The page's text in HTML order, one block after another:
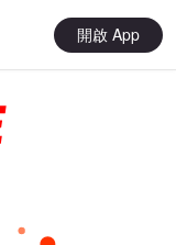
開啟 App